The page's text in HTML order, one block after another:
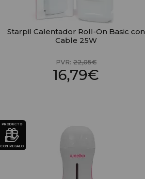
Starpil Calentador Roll-On Basic con
Cable 25W
PVR: 22,05€
16,79€
PRODUCTO
CON REGALO